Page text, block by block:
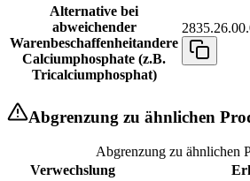
Alternative bei
abweichender
Warenbeschaffenheitandere
Calciumphosphate (z.B.
Tricalciumphosphat)
Abgrenzung zu ähnlichen
Abgrenzung zu ähnlichen
Verwechslung